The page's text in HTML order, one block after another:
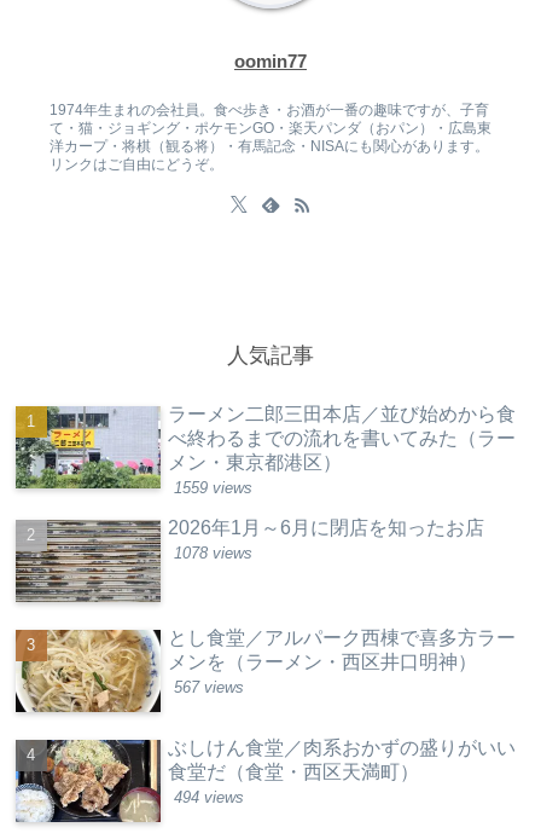
oomin77
1974年生まれの会社員。食べ歩き・お酒が一番の趣味ですが、子育
て・猫・ジョギング・ポケモンGO・楽天パンダ（おパン）・広島東
洋カープ・将棋（観る将）・有馬記念・NISAにも関心があります。
リンクはご自由にどうぞ。
人気記事
ラーメン二郎三田本店／並び始めから食
べ終わるまでの流れを書いてみた（ラー
メン・東京都港区）
1559 views
2026年1月～6月に閉店を知ったお店
1078 views
とし食堂／アルパーク西棟で喜多方ラー
メンを（ラーメン・西区井口明神）
567 views
ぶしけん食堂／肉系おかずの盛りがいい
食堂だ（食堂・西区天満町）
494 views